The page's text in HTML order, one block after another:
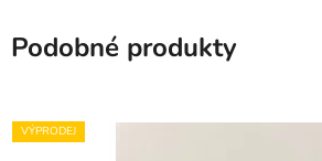
Podobné produkty
VÝPRODEJ